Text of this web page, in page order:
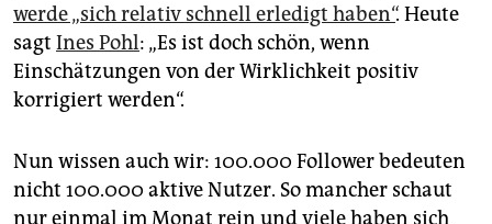
werde „sich relativ schnell erledigt haben“. Heute
sagt Ines Pohl: „Es ist doch schön, wenn
Einschätzungen von der Wirklichkeit positiv
korrigiert werden“.
Nun wissen auch wir: 100.000 Follower bedeuten
nicht 100.000 aktive Nutzer. So mancher schaut
nur einmal im Monat rein und viele haben sich